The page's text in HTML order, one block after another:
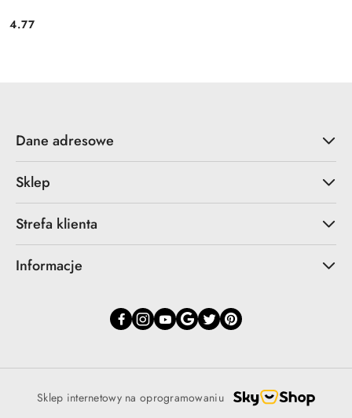
Cena:
4.77
Dane adresowe
Sklep
Strefa klienta
Informacje
Sklep internetowy na oprogramowaniu